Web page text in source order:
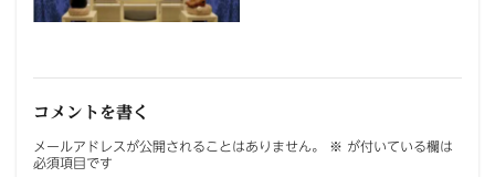
コメントを書く
メールアドレスが公開されることはありません。 ※ が付いている欄は
必須項目です